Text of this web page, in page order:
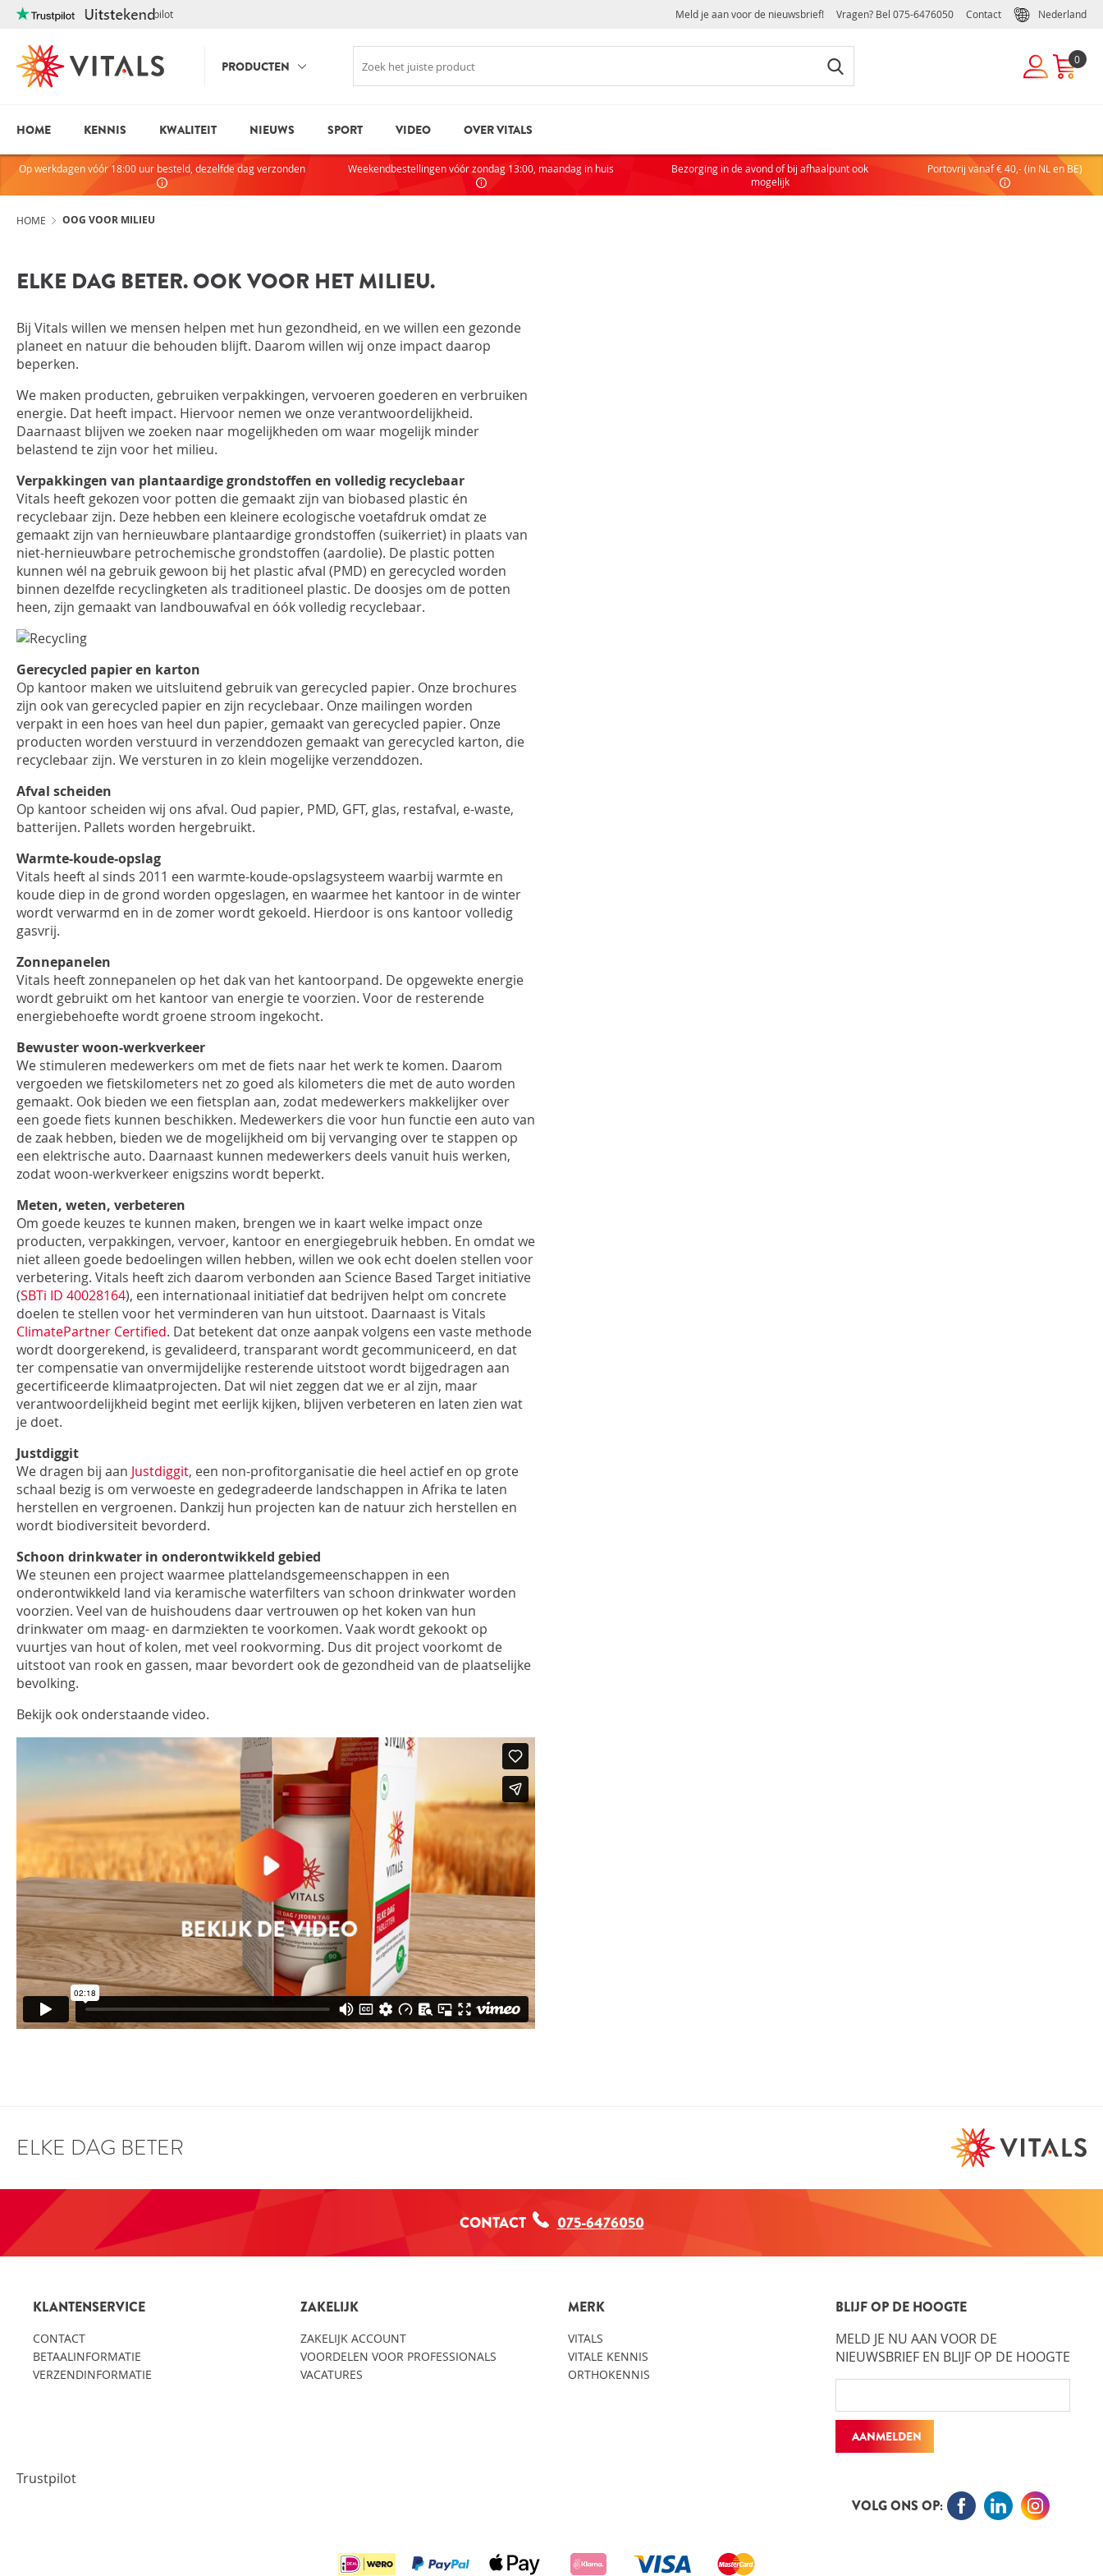
Trustpilot Meld je aan voor de nieuwsbrief! Vragen? Bel 075-6476050 Contact Nederland
PRODUCTEN 0
We staan elke dag voor je klaar!
Indien we je ergens mee kunnen
helpen, neem dan contact met
E-mailadres
Wachtwoord vergeten?
Toon wachtwoord
INLOGGEN
Als je nog geen account hebt, maak dan eenvoudig en snel een
particulier of zakelijk account aan:
HOME KENNIS KWALITEIT NIEUWS SPORT VIDEO OVER VITALS
Op werkdagen vóór 18:00 uur besteld, dezelfde dag verzonden Weekendbestellingen vóór zondag 13:00, maandag in huis
Bezorging in de avond of bij afhaalpunt ook
mogelijk
Portovrij vanaf € 40,- (in NL en BE)
HOME OOG VOOR MILIEU
ELKE DAG BETER. OOK VOOR HET MILIEU.
Bij Vitals willen we mensen helpen met hun gezondheid, en we willen een gezonde
planeet en natuur die behouden blijft. Daarom willen wij onze impact daarop
beperken.
We maken producten, gebruiken verpakkingen, vervoeren goederen en verbruiken
energie. Dat heeft impact. Hiervoor nemen we onze verantwoordelijkheid.
Daarnaast blijven we zoeken naar mogelijkheden om waar mogelijk minder
belastend te zijn voor het milieu.
Verpakkingen van plantaardige grondstoffen en volledig recyclebaar
Vitals heeft gekozen voor potten die gemaakt zijn van biobased plastic én
recyclebaar zijn. Deze hebben een kleinere ecologische voetafdruk omdat ze
gemaakt zijn van hernieuwbare plantaardige grondstoffen (suikerriet) in plaats van
niet-hernieuwbare petrochemische grondstoffen (aardolie). De plastic potten
kunnen wél na gebruik gewoon bij het plastic afval (PMD) en gerecycled worden
binnen dezelfde recyclingketen als traditioneel plastic. De doosjes om de potten
heen, zijn gemaakt van landbouwafval en óók volledig recyclebaar.
Gerecycled papier en karton
Op kantoor maken we uitsluitend gebruik van gerecycled papier. Onze brochures
zijn ook van gerecycled papier en zijn recyclebaar. Onze mailingen worden
verpakt in een hoes van heel dun papier, gemaakt van gerecycled papier. Onze
producten worden verstuurd in verzenddozen gemaakt van gerecycled karton, die
recyclebaar zijn. We versturen in zo klein mogelijke verzenddozen.
Afval scheiden
Op kantoor scheiden wij ons afval. Oud papier, PMD, GFT, glas, restafval, e-waste,
batterijen. Pallets worden hergebruikt.
Warmte-koude-opslag
Vitals heeft al sinds 2011 een warmte-koude-opslagsysteem waarbij warmte en
koude diep in de grond worden opgeslagen, en waarmee het kantoor in de winter
wordt verwarmd en in de zomer wordt gekoeld. Hierdoor is ons kantoor volledig
gasvrij.
Zonnepanelen
Vitals heeft zonnepanelen op het dak van het kantoorpand. De opgewekte energie
wordt gebruikt om het kantoor van energie te voorzien. Voor de resterende
energiebehoefte wordt groene stroom ingekocht.
Bewuster woon-werkverkeer
We stimuleren medewerkers om met de fiets naar het werk te komen. Daarom
vergoeden we fietskilometers net zo goed als kilometers die met de auto worden
gemaakt. Ook bieden we een fietsplan aan, zodat medewerkers makkelijker over
een goede fiets kunnen beschikken. Medewerkers die voor hun functie een auto van
de zaak hebben, bieden we de mogelijkheid om bij vervanging over te stappen op
een elektrische auto. Daarnaast kunnen medewerkers deels vanuit huis werken,
zodat woon-werkverkeer enigszins wordt beperkt.
Meten, weten, verbeteren
Om goede keuzes te kunnen maken, brengen we in kaart welke impact onze
producten, verpakkingen, vervoer, kantoor en energiegebruik hebben. En omdat we
niet alleen goede bedoelingen willen hebben, willen we ook echt doelen stellen voor
verbetering. Vitals heeft zich daarom verbonden aan Science Based Target initiative
(SBTi ID 40028164), een internationaal initiatief dat bedrijven helpt om concrete
doelen te stellen voor het verminderen van hun uitstoot. Daarnaast is Vitals
ClimatePartner Certified. Dat betekent dat onze aanpak volgens een vaste methode
wordt doorgerekend, is gevalideerd, transparant wordt gecommuniceerd, en dat
ter compensatie van onvermijdelijke resterende uitstoot wordt bijgedragen aan
gecertificeerde klimaatprojecten. Dat wil niet zeggen dat we er al zijn, maar
verantwoordelijkheid begint met eerlijk kijken, blijven verbeteren en laten zien wat
je doet.
Justdiggit
We dragen bij aan Justdiggit, een non-profitorganisatie die heel actief en op grote
schaal bezig is om verwoeste en gedegradeerde landschappen in Afrika te laten
herstellen en vergroenen. Dankzij hun projecten kan de natuur zich herstellen en
wordt biodiversiteit bevorderd.
Schoon drinkwater in onderontwikkeld gebied
We steunen een project waarmee plattelandsgemeenschappen in een
onderontwikkeld land via keramische waterfilters van schoon drinkwater worden
voorzien. Veel van de huishoudens daar vertrouwen op het koken van hun
drinkwater om maag- en darmziekten te voorkomen. Vaak wordt gekookt op
vuurtjes van hout of kolen, met veel rookvorming. Dus dit project voorkomt de
uitstoot van rook en gassen, maar bevordert ook de gezondheid van de plaatselijke
bevolking.
Bekijk ook onderstaande video.
ELKE DAG BETER
CONTACT 075-6476050
KLANTENSERVICE
CONTACT
BETAALINFORMATIE
VERZENDINFORMATIE
ZAKELIJK
ZAKELIJK ACCOUNT
VOORDELEN VOOR PROFESSIONALS
VACATURES
MERK
VITALS
VITALE KENNIS
ORTHOKENNIS
BLIJF OP DE HOOGTE
MELD JE NU AAN VOOR DE
NIEUWSBRIEF EN BLIJF OP DE HOOGTE
AANMELDEN
Trustpilot
VOLG ONS OP: